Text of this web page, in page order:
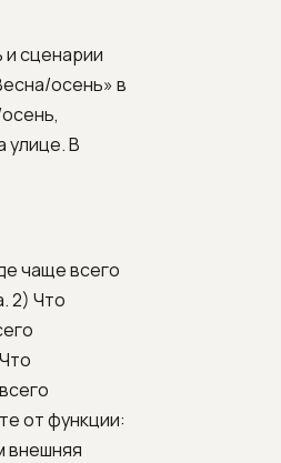
и сценарии
осень» в
улице. В
чаще всего
2) Что
от функции:
внешняя